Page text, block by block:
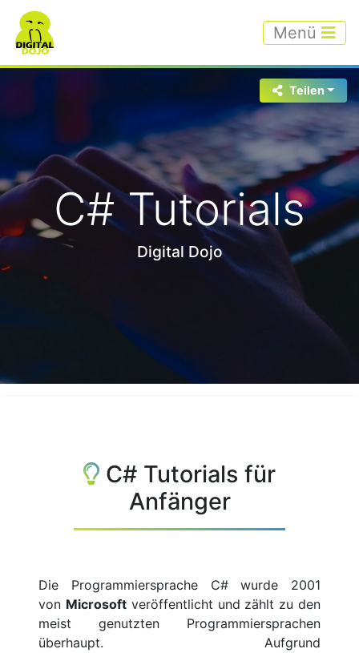
Menü
Teilen
C# Tutorials
Digital Dojo
C# Tutorials für
Anfänger
Die Programmiersprache C# wurde 2001
von Microsoftveröffentlicht und zählt zu den
meist genutzten Programmiersprachen
überhaupt. Aufgrund